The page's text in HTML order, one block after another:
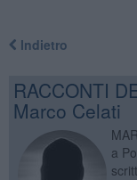
Indietro
RACCONTI
Marco Celati
a